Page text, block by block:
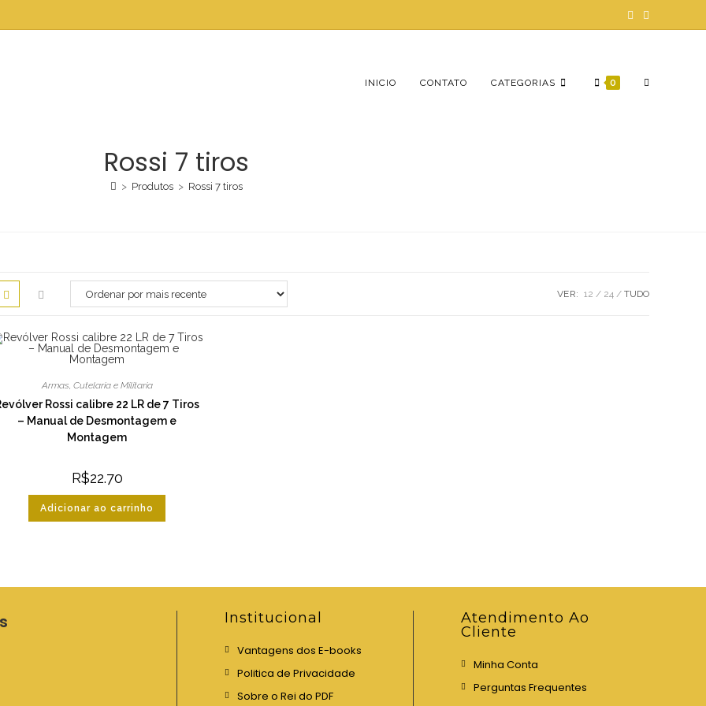
INICIO CONTATO CATEGORIAS 0 ALTERNAR
SITE
Rossi 7 tiros
> Produtos > Rossi 7 tiros
VER: 12 24 TUDO
Armas, Cutelaria e Militaria
Rossi calibre 22 LR de 7 Tiros
– Manual de Desmontagem e
Montagem
R$22.70
Adicionar ao carrinho
Institucional
Vantagens dos E-books
Politica de Privacidade
Sobre o Rei do PDF
Atendimento Ao
Cliente
Minha Conta
Perguntas Frequentes